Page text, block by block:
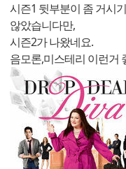
시즌1 뒷부분이 좀 거시
않았습니다만,
시즌2가 나왔네요.
음모론,미스테리 이런거